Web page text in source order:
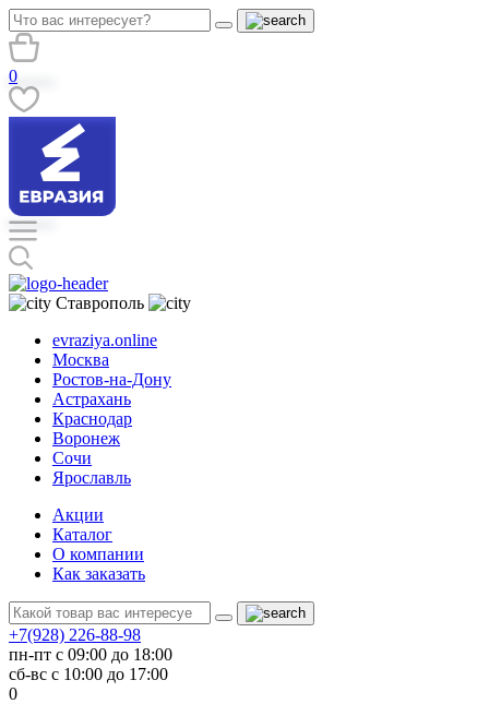
0
Ставрополь
evraziya.online
Москва
Ростов-на-Дону
Астрахань
Краснодар
Воронеж
Сочи
Ярославль
Акции
Каталог
О компании
Как заказать
+7(928) 226-88-98
пн-пт с 09:00 до 18:00
сб-вс с 10:00 до 17:00
0